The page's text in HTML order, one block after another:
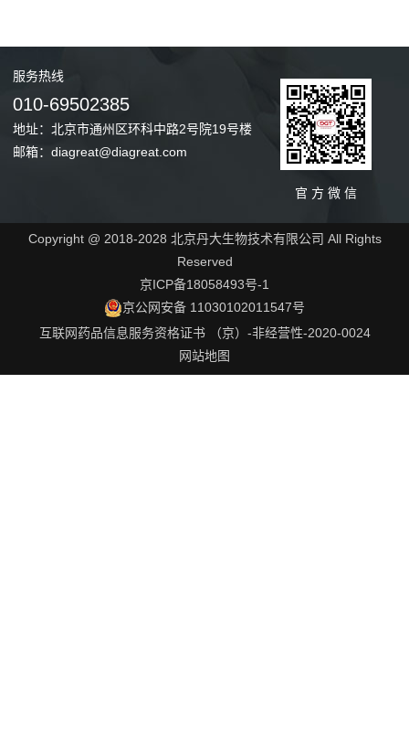
服务热线
010-69502385
地址：北京市通州区环科中路2号院19号楼
邮箱：diagreat@diagreat.com
官 方 微 信
Copyright @ 2018-2028 北京丹大生物技术有限公司 All Rights
Reserved
京ICP备18058493号-1
京公网安备 11030102011547号
互联网药品信息服务资格证书 （京）-非经营性-2020-0024
网站地图